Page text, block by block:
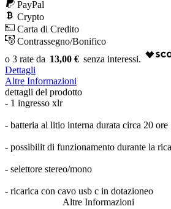
PayPal
Crypto
Carta di Credito
Contrassegno/Bonifico
13,00 €
Dettagli
Altre Informazioni
dettagli del prodotto
- 1 ingresso xlr
- batteria al litio interna durata circa 20 ore
- possibilit di funzionamento durante la
- selettore stereo/mono
- ricarica con cavo usb c in dotazioneo
Altre Informazioni